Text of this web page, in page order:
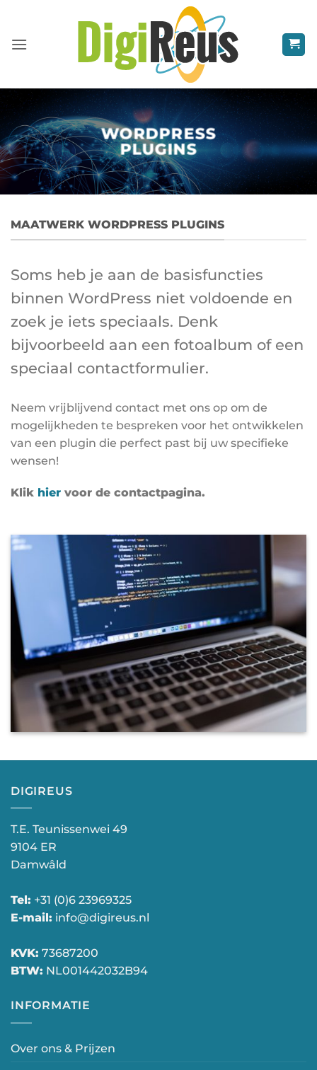
inhoud
WORDPRESS
PLUGINS
MAATWERK WORDPRESS PLUGINS
Soms heb je aan de basisfuncties
binnen WordPress niet voldoende en
zoek je iets speciaals. Denk
bijvoorbeeld aan een fotoalbum of een
speciaal contactformulier.
Neem vrijblijvend contact met ons op om de
mogelijkheden te bespreken voor het ontwikkelen
van een plugin die perfect past bij uw specifieke
wensen!
Klik hier voor de contactpagina.
DIGIREUS
T.E. Teunissenwei 49
9104 ER
Damwâld
Tel: +31 (0)6 23969325
E-mail: info@digireus.nl
KVK: 73687200
BTW: NL001442032B94
INFORMATIE
Over ons & Prijzen